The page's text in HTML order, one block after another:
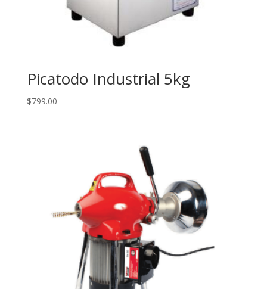
Picatodo Industrial 5kg
$799.00